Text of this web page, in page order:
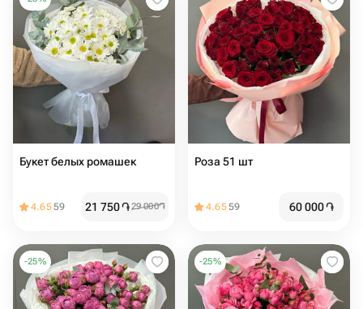
Букет белых ромашек
4.6559 21 750֏29 000֏
Роза 51 шт ️
4.6559 60 000֏
-25% -25%